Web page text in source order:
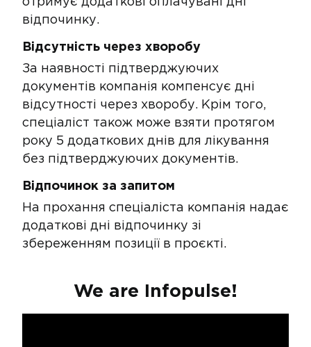
відпочинку​​​.
Відсутність через хворобу​
За наявності підтверджуючих
документів компанія компенсує дні
відсутності через хворобу. Крім того,
спеціаліст також може взяти протягом
року 5 додаткових днів для лікування
без підтверджуючих документів​.
Відпочинок за запитом
На прохання спеціаліста компанія надає
додаткові дні відпочинку зі
збереженням позиції в проєкті.
We are Infopulse!